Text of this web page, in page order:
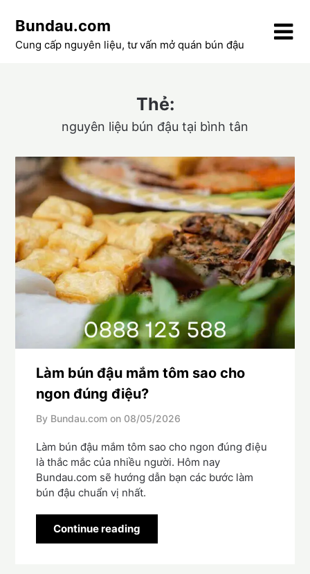
content
Bundau.com
Cung cấp nguyên liệu, tư vấn mở quán bún đậu
Thẻ:
nguyên liệu bún đậu tại bình tân
Làm bún đậu mắm tôm sao cho
ngon đúng điệu?
By Bundau.com on 08/05/2026
Làm bún đậu mắm tôm sao cho ngon đúng điệu
là thắc mắc của nhiều người. Hôm nay
Bundau.com sẽ hướng dẫn bạn các bước làm
bún đậu chuẩn vị nhất.
Continue reading